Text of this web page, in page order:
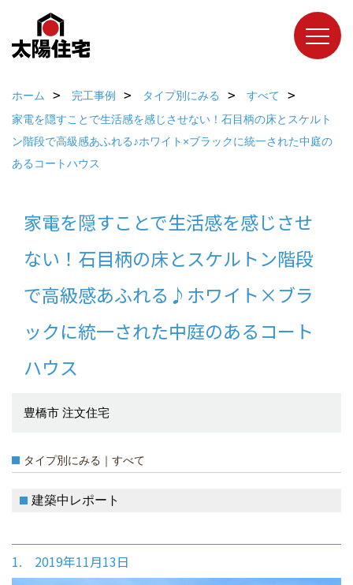
ホーム 完工事例 タイプ別にみる
すべて
家電を隠すことで生活感を感じさせない！石目柄の床とスケルト
ン階段で高級感あふれる♪ホワイト×ブラックに統一された中庭の
あるコートハウス
家電を隠すことで生活感を感じさせ
ない！石目柄の床とスケルトン階段
で高級感あふれる♪ホワイト×ブラ
ックに統一された中庭のあるコート
ハウス
豊橋市 注文住宅
タイプ別にみる｜すべて
建築中レポート
1. 2019年11月13日